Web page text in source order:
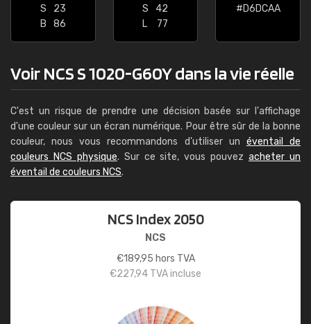
S
23
B
86
S
42
L
77
#D6DCAA
Voir NCS S 1020-G60Y dans la vie réelle
C'est un risque de prendre une décision basée sur l'affichage
d'une couleur sur un écran numérique. Pour être sûr de la bonne
couleur, nous vous recommandons d'utiliser un éventail de
couleurs NCS physique. Sur ce site, vous pouvezacheter un
éventail de couleurs NCS.
NCS Index 2050
NCS
€189,95 hors TVA
€227,94 TVA incluse